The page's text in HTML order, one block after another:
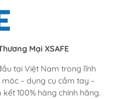
Mại XSAFE
tại Việt Nam trong lĩnh
– dụng cụ cầm tay –
100% hàng chính hãng.